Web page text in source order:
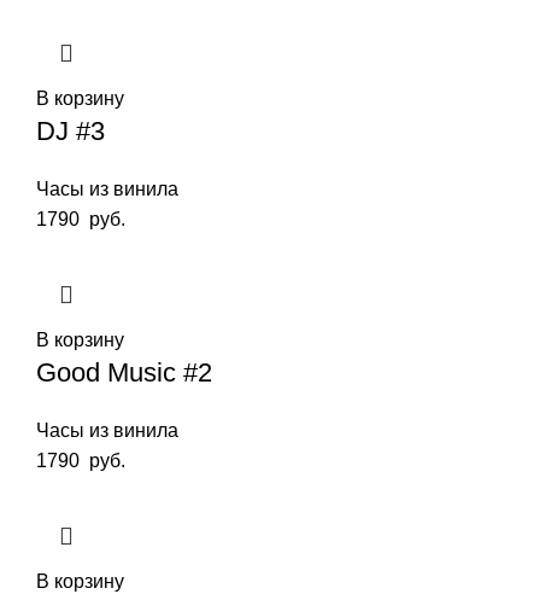
В корзину
DJ #3
Часы из винила
1790 руб.
В корзину
Good Music #2
Часы из винила
1790 руб.
В корзину